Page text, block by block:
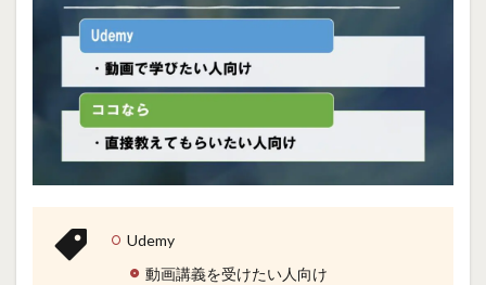
Udemy
動画講義を受けたい人向け